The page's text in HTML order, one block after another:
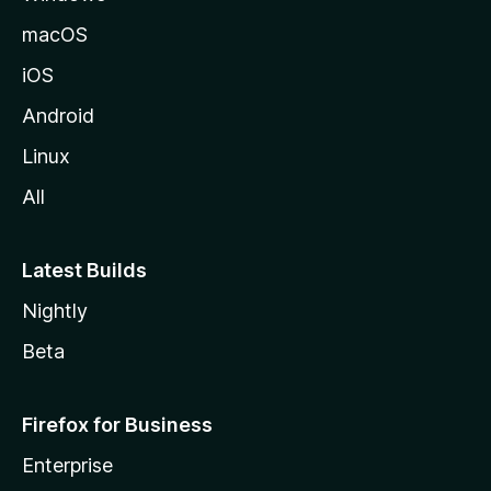
macOS
iOS
Android
Linux
All
Latest Builds
Nightly
Beta
Firefox for Business
Enterprise